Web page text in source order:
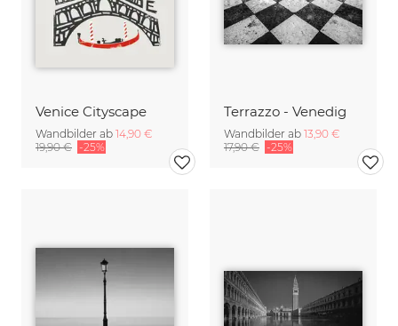
Venice Cityscape
Wandbilder ab 14,90 €
19,90 € -25%
Terrazzo - Venedig
Wandbilder ab 13,90 €
17,90 € -25%